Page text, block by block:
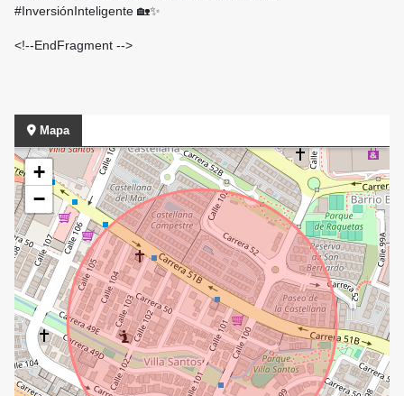
#InversiónInteligente 🏡✨
<!--EndFragment -->
Mapa
+
−